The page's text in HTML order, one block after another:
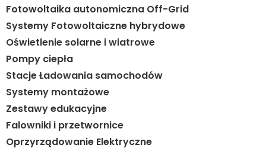
Fotowoltaika autonomiczna Off-Grid
Systemy Fotowoltaiczne hybrydowe
Oświetlenie solarne i wiatrowe
Pompy ciepła
Stacje Ładowania samochodów
Systemy montażowe
Zestawy edukacyjne
Falowniki i przetwornice
Oprzyrządowanie Elektryczne